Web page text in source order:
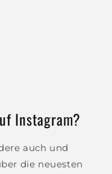
Instagram?
auch und
die neuesten